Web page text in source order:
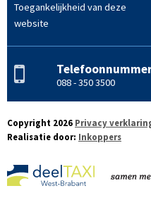
Toegankelijkheid van deze
website
088 - 350 3500
Copyright 2026 Privacy
Realisatie door: Inkoppers